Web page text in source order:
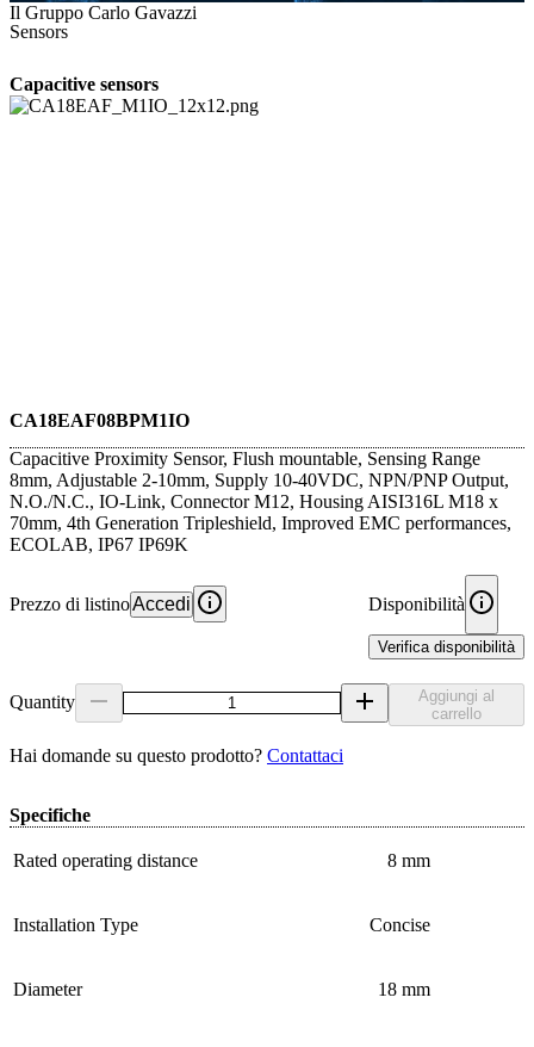
Il Gruppo Carlo Gavazzi
Sensors
Capacitive sensors
CA18EAF08BPM1IO
Capacitive Proximity Sensor, Flush mountable, Sensing Range
8mm, Adjustable 2-10mm, Supply 10-40VDC, NPN/PNP Output,
N.O./N.C., IO-Link, Connector M12, Housing AISI316L M18 x
70mm, 4th Generation Tripleshield, Improved EMC performances,
ECOLAB, IP67 IP69K
Prezzo di listinoAccedi Disponibilità
Verifica disponibilità
Quantity
Aggiungi al
carrello
Hai domande su questo prodotto? Contattaci
Specifiche
Rated operating distance 8 mm
Installation Type Concise
Diameter 18 mm